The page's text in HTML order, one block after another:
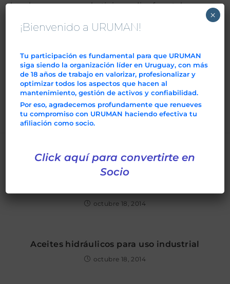
bomberos para combatir incendios forestales se
arma una organización para un determinado fin,
otro ensayo mostraré como un upgrade o
revamping debería ser analizado con los mismos
lineamientos que plantearé en el presente.
Descargar el artículo
TAMBIÉN PODRÍA GUSTARTE
Asset Management PAS 55-ISO 55000 -­ The
octubre 18, 2014
Aceites hidráulicos para uso industrial
octubre 18, 2014
¡Bienvenido a URUMAN!
Tu participación es fundamental para que URUMAN
siga siendo la organización líder en Uruguay, con más
de 18 años de trabajo en valorizar, profesionalizar y
optimizar todos los aspectos que hacen al
mantenimiento, gestión de activos y confiabilidad.
Por eso, agradecemos profundamente que renueves
tu compromiso con URUMAN haciendo efectiva tu
afiliación como socio.
Click aquí para convertirte en
Socio
×